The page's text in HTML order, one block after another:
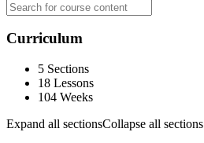
Curriculum
5 Sections
18 Lessons
104 Weeks
Expand all sectionsCollapse all sections